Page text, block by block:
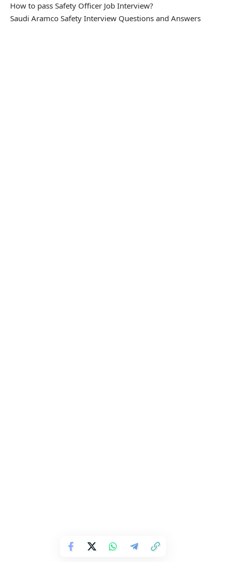
How to pass Safety Officer Job Interview?
Saudi Aramco Safety Interview Questions and Answers